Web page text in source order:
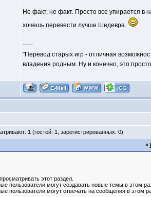
Не факт, не факт. Просто все упирается в
хочешь перевести лучше Шедевра.
-----
"Перевод старых игр - отличная
владения родным. Ну и конечно, это
1 (гостей: 1, зарегистрированных: 0)
«
этот раздел.
пользователи могут создавать новые темы в этом
пользователи могут отвечать на сообщения в этом